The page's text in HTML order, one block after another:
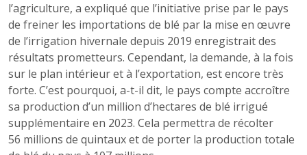
l’agriculture, a expliqué que l’initiative prise par le pays
de freiner les importations de blé par la mise en œuvre
de l’irrigation hivernale depuis 2019 enregistrait des
résultats prometteurs. Cependant, la demande, à la fois
sur le plan intérieur et à l’exportation, est encore très
forte. C’est pourquoi, a-t-il dit, le pays compte accroître
sa production d’un million d’hectares de blé irrigué
supplémentaire en 2023. Cela permettra de récolter
56 millions de quintaux et de porter la production totale